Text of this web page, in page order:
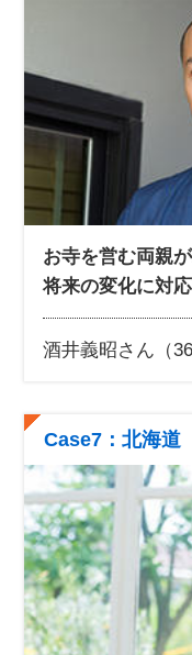
お寺を営む両親
将来の変化に対
酒井義昭さん（
Case7：北海道